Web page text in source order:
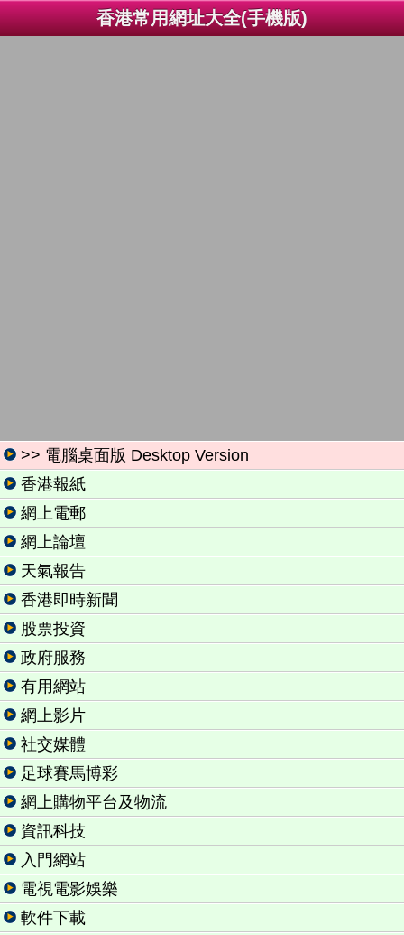
香港常用網址大全(手機版)
>> 電腦桌面版 Desktop Version
香港報紙
網上電郵
網上論壇
天氣報告
香港即時新聞
股票投資
政府服務
有用網站
網上影片
社交媒體
足球賽馬博彩
網上購物平台及物流
資訊科技
入門網站
電視電影娛樂
軟件下載